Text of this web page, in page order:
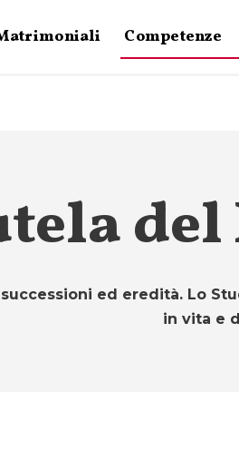
Competenze
ed eredità. Lo
in vita e